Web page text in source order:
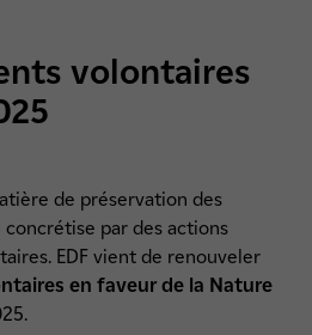
volontaires
de préservation des
par des actions
EDF vient de renouveler
en faveur de la Nature